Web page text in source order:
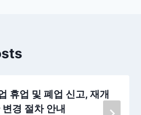
휴업 및 폐업 신고, 재개
경 절차 안내